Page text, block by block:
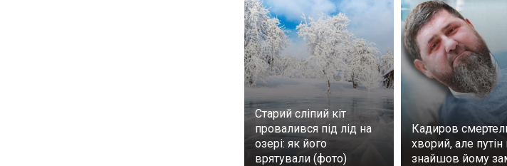
Старий сліпий кіт
провалився під лід на
озері: як його
врятували (фото)
Кадиров
хворий, але
знайшов йому